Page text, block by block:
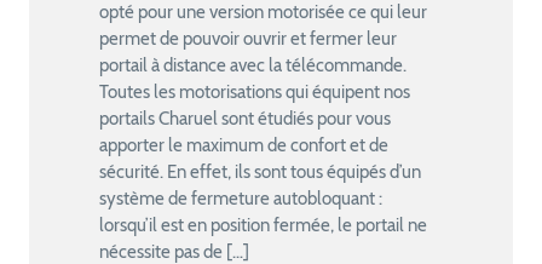
opté pour une version motorisée ce qui leur
permet de pouvoir ouvrir et fermer leur
portail à distance avec la télécommande.
Toutes les motorisations qui équipent nos
portails Charuel sont étudiés pour vous
apporter le maximum de confort et de
sécurité. En effet, ils sont tous équipés d’un
système de fermeture autobloquant :
lorsqu’il est en position fermée, le portail ne
nécessite pas de […]